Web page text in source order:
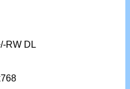
RW DL